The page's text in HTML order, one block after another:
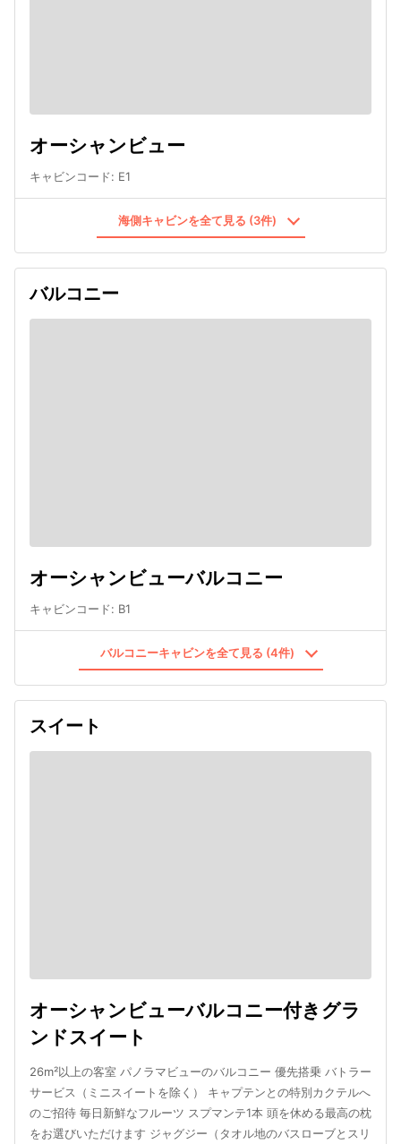
オーシャンビュー
キャビンコード: E1
海側キャビンを全て見る (3件)
バルコニー
オーシャンビューバルコニー
キャビンコード: B1
バルコニーキャビンを全て見る (4件)
スイート
オーシャンビューバルコニー付きグラ
ンドスイート
26m²以上の客室 パノラマビューのバルコニー 優先搭乗 バトラー
サービス（ミニスイートを除く） キャプテンとの特別カクテルへ
のご招待 毎日新鮮なフルーツ スプマンテ1本 頭を休める最高の枕
をお選びいただけます ジャグジー（タオル地のバスローブとスリ